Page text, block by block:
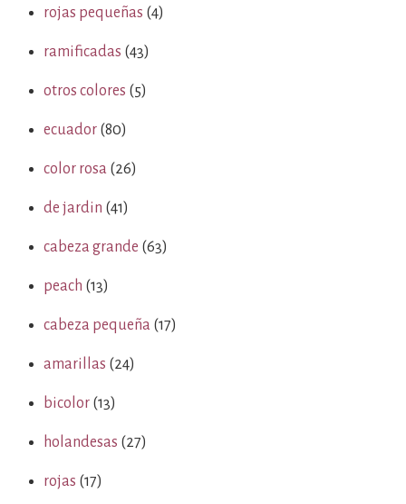
rojas pequeñas (4)
ramificadas (43)
otros colores (5)
ecuador (80)
color rosa (26)
de jardin (41)
cabeza grande (63)
peach (13)
cabeza pequeña (17)
amarillas (24)
bicolor (13)
holandesas (27)
rojas (17)